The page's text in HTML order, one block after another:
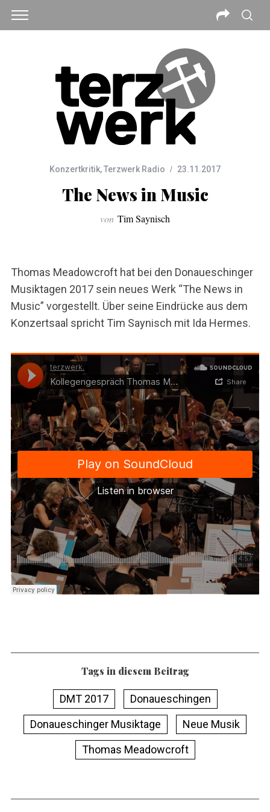
Konzertkritik,Terzwerk Radio 23.11.2017
The News in Music
von Tim Saynisch
Thomas Meadowcroft hat bei den Donaueschinger
Musiktagen 2017 sein neues Werk “The News in
Music” vorgestellt. Über seine Eindrücke aus dem
Konzertsaal spricht Tim Saynisch mit Ida Hermes.
Tags in diesem Beitrag
DMT 2017
Donaueschingen
Donaueschinger Musiktage
Neue Musik
Thomas Meadowcroft